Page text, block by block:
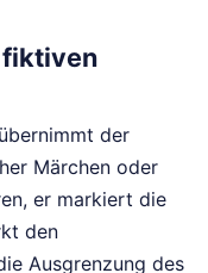
fiktiven
der
Märchen oder
er markiert die
den
Ausgrenzung des